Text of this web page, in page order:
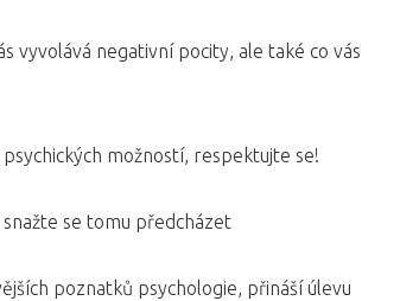
vyvolává negativní pocity, ale také co vás
možností, respektujte se!
se tomu předcházet
poznatků psychologie, přináší úlevu